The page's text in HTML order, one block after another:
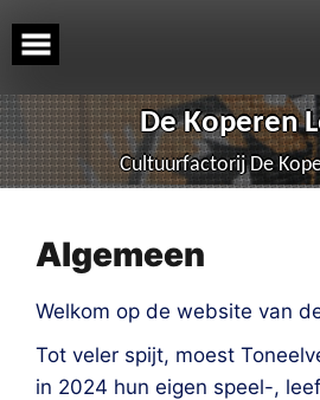
to
content
De Koperen
Cultuurfactorij De
Algemeen
Welkom op de website van
Tot veler spijt, moest
in 2024 hun eigen speel-,